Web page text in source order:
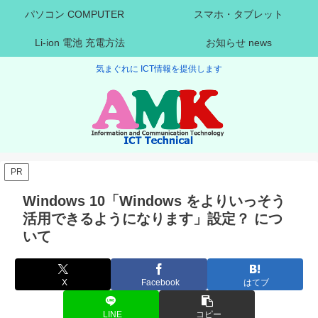
気まぐれに ICT情報を提供します
パソコン COMPUTER スマホ・タブレット
Li-ion 電池 充電方法 お知らせ news
PR
Windows 10「Windows をよりいっそう
活用できるようになります」設定？ につ
いて
X Facebook はてブ
LINE コピー